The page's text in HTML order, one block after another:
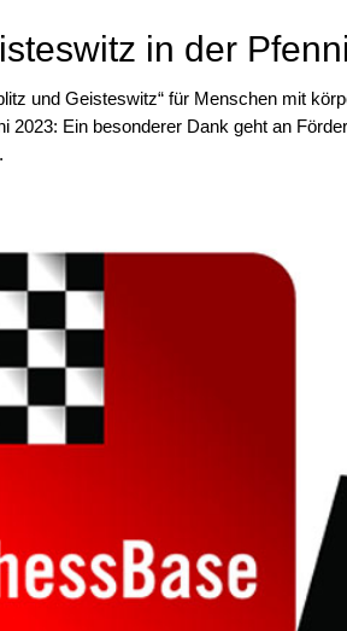
in der
und Geisteswitz“ für Menschen mit
2023: Ein besonderer Dank geht an